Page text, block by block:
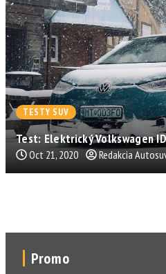
TESTY SUV
Test: Elektrický Volkswagen
Oct 21, 2020 Redakcia
Promo